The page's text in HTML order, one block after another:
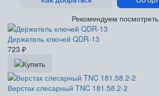
Рекомендуем посмотреть
Держатель ключей QDR-13
723 ₽
Верстак слесарный TNC 181.58.2-2